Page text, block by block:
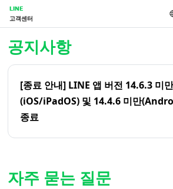
LINE
고객센터
공지사항
[종료 안내] LINE 앱 버전 14.6.3 미만
(iOS/iPadOS) 및 14.4.6 미만
종료
자주 묻는 질문